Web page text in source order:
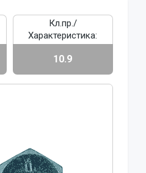
Кл.пр./
Характеристика:
10.9